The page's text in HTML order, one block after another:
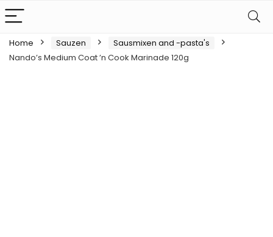
Home Sauzen
Sausmixen and -pasta's
Nando’s Medium Coat ’n Cook Marinade 120g